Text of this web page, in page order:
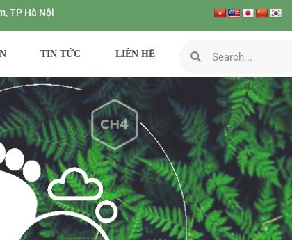
TP Hà Nội
TIN TỨC LIÊN HỆ